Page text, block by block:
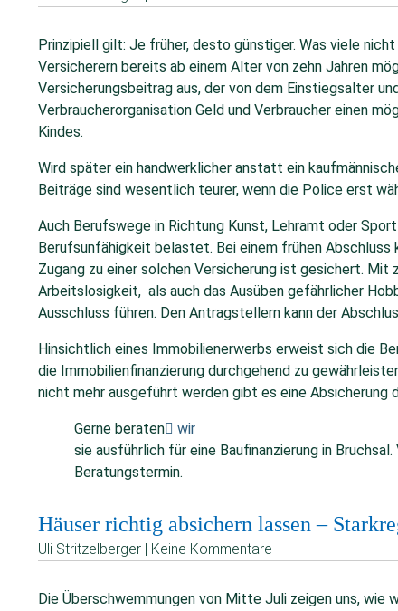
Prinzipiell gilt: Je früher, desto günstiger. Was viele
Versicherern bereits ab einem Alter von zehn Jahren
Versicherungsbeitrag aus, der von dem Einstiegsalter
Verbraucherorganisation Geld und Verbraucher einen
Kindes.
Wird später ein handwerklicher anstatt ein
Beiträge sind wesentlich teurer, wenn die Police erst
Auch Berufswege in Richtung Kunst, Lehramt oder
Berufsunfähigkeit belastet. Bei einem frühen Abschluss
Zugang zu einer solchen Versicherung ist gesichert. Mit
Arbeitslosigkeit, als auch das Ausüben gefährlicher
Ausschluss führen. Den Antragstellern kann der
Hinsichtlich eines Immobilienerwerbs erweist sich die
die Immobilienfinanzierung durchgehend zu
nicht mehr ausgeführt werden gibt es eine Absicherung
Gerne beraten
wir
sie ausführlich für eine Baufinanzierung in
Beratungstermin.
Häuser richtig absichern lassen –
Uli Stritzelberger | Keine Kommentare
Die Überschwemmungen von Mitte Juli zeigen uns, wie